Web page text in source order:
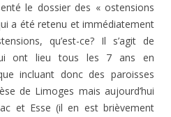
le dossier des « ostensions
a été retenu et immédiatement
qu’est-ce? Il s’agit de
ont lieu tous les 7 ans en
incluant donc des paroisses
de Limoges mais aujourd’hui
et Esse (il en est brièvement